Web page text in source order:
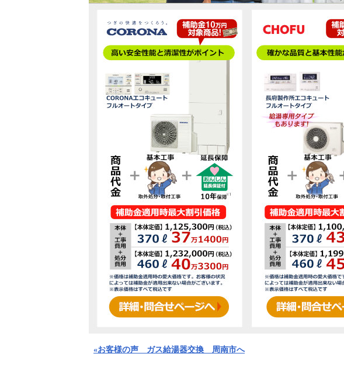
«お客様の声 ガス給湯器交換 周南市へ